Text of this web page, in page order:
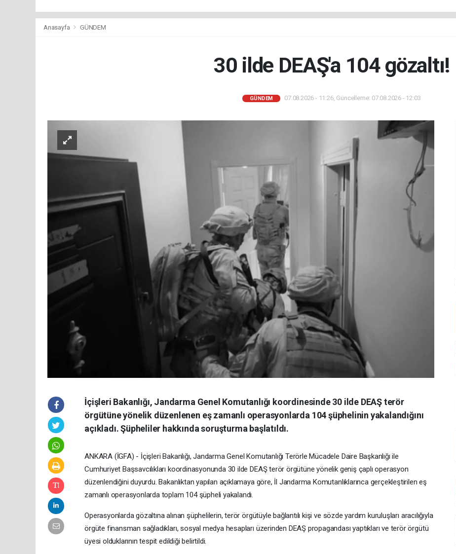
Anasayfa GÜNDEM
30 ilde DEAŞ'a 104 gözaltı!
GÜNDEM 07.08.2026 - 11:26, Güncelleme: 07.08.2026 - 12:03
İçişleri Bakanlığı, Jandarma Genel Komutanlığı koordinesinde 30 ilde DEAŞ terör
örgütüne yönelik düzenlenen eş zamanlı operasyonlarda 104 şüphelinin yakalandığını
açıkladı. Şüpheliler hakkında soruşturma başlatıldı.
ANKARA (İGFA) - İçişleri Bakanlığı, Jandarma Genel Komutanlığı Terörle Mücadele Daire Başkanlığı ile
Cumhuriyet Başsavcılıkları koordinasyonunda 30 ilde DEAŞ terör örgütüne yönelik geniş çaplı operasyon
düzenlendiğini duyurdu. Bakanlıktan yapılan açıklamaya göre, İl Jandarma Komutanlıklarınca gerçekleştirilen eş
zamanlı operasyonlarda toplam 104 şüpheli yakalandı.
Operasyonlarda gözaltına alınan şüphelilerin, terör örgütüyle bağlantılı kişi ve sözde yardım kuruluşları aracılığıyla
örgüte finansman sağladıkları, sosyal medya hesapları üzerinden DEAŞ propagandası yaptıkları ve terör örgütü
üyesi olduklarının tespit edildiği belirtildi.